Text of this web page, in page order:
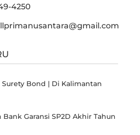
4250
Bond | Di Kalimantan
Bank Garansi SP2D Akhir Tahun